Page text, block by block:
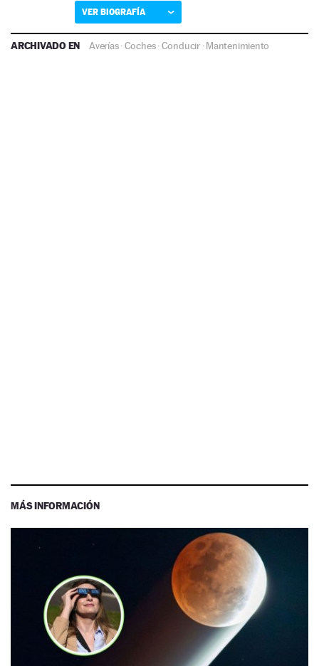
VER BIOGRAFÍA
ARCHIVADO EN Averías·Coches·Conducir·Mantenimiento
MÁS INFORMACIÓN